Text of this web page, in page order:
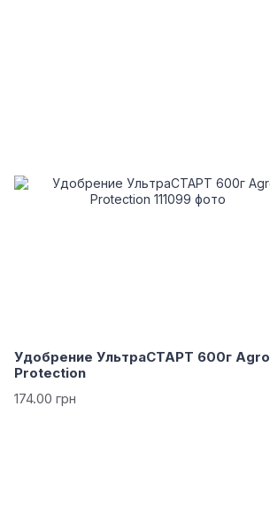
Удобрение УльтраСТАРТ 600г Agro
Protection
174.00 грн